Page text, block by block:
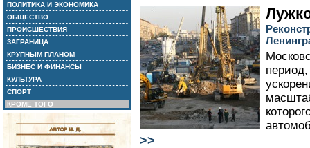
ПОЛИТИКА И ЭКОНОМИКА
ОБЩЕСТВО
ПРОИСШЕСТВИЯ
ЗАГРАНИЦА
КРУПНЫМ ПЛАНОМ
БИЗНЕС И ФИНАНСЫ
КУЛЬТУРА
СПОРТ
КРОМЕ ТОГО
>>